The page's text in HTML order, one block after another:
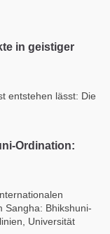
in geistiger
entstehen lässt: Die
Ordination:
Sangha: Bhikshuni-
Universität